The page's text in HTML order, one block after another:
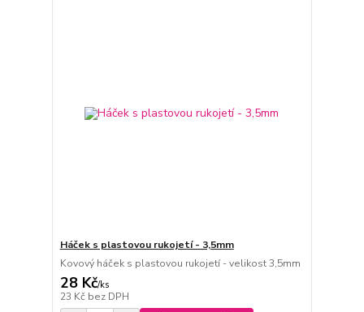
Háček s plastovou rukojetí - 3,5mm
Kovový háček s plastovou rukojetí - velikost 3,5mm
28 Kč/ks
23 Kč bez DPH